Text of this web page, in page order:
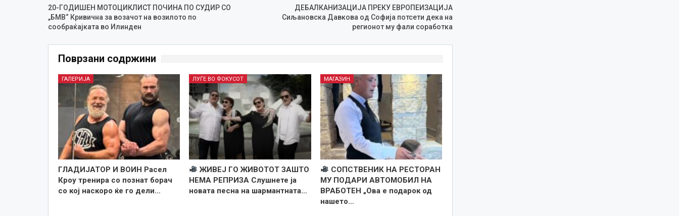
20-ГОДИШЕН МОТОЦИКЛИСТ ПОЧИНА ПО СУДИР СО
„БМВ“ Кривична за возачот на возилото по
сообраќајката во Илинден
ДЕБАЛКАНИЗАЦИЈА ПРЕКУ ЕВРОПЕИЗАЦИЈА
Сиљановска Давкова од Софија потсети дека на
регионот му фали соработка
Поврзани содржини
ГАЛЕРИЈА
ГЛАДИЈАТОР И ВОИН Расел
Кроу тренира со познат борач
со кој наскоро ќе го дели…
ЛУЃЕ ВО ФОКУСОТ
ЖИВЕЈ ГО ЖИВОТОТ ЗАШТО
НЕМА РЕПРИЗА Слушнете ја
новата песна на шармантната…
МАГАЗИН
СОПСТВЕНИК НА РЕСТОРАН
МУ ПОДАРИ АВТОМОБИЛ НА
ВРАБОТЕН „Ова е подарок од
нашето…